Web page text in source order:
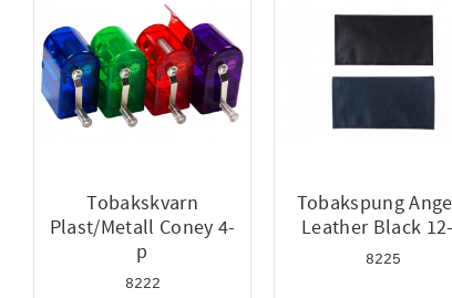
Tobakskvarn
Plast/Metall Coney 4-
p
8222
Tobakspung
Leather Black
8225